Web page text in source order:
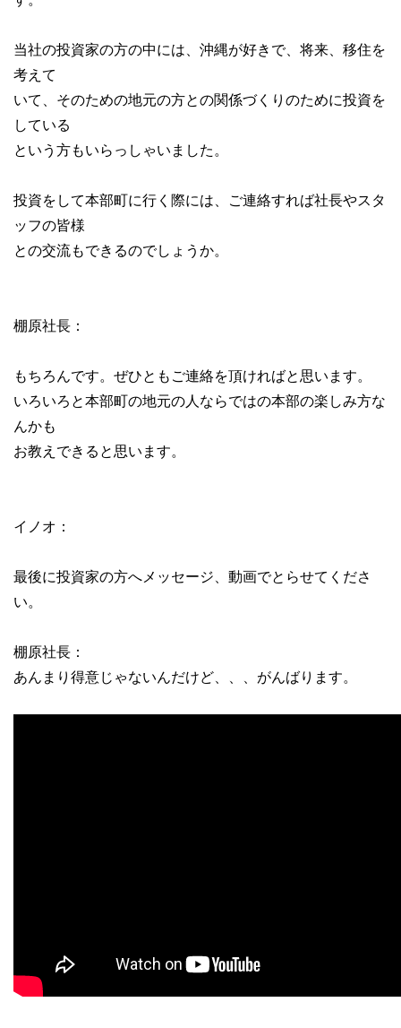
当社の投資家の方の中には、沖縄が好きで、将来、移住を
考えて
いて、そのための地元の方との関係づくりのために投資を
している
という方もいらっしゃいました。
投資をして本部町に行く際には、ご連絡すれば社長やスタ
ッフの皆様
との交流もできるのでしょうか。
棚原社長：
もちろんです。ぜひともご連絡を頂ければと思います。
いろいろと本部町の地元の人ならではの本部の楽しみ方な
んかも
お教えできると思います。
イノオ：
最後に投資家の方へメッセージ、動画でとらせてくださ
い。
棚原社長：
あんまり得意じゃないんだけど、、、がんばります。